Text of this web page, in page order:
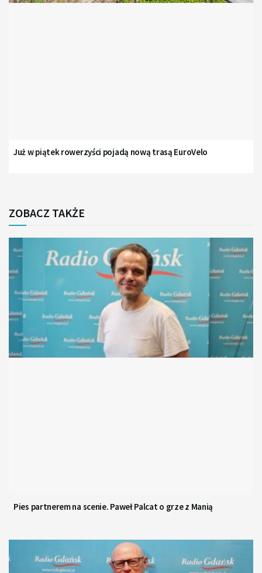
Już w piątek rowerzyści pojadą nową trasą EuroVelo
ZOBACZ TAKŻE
Pies partnerem na scenie. Paweł Palcat o grze z Manią